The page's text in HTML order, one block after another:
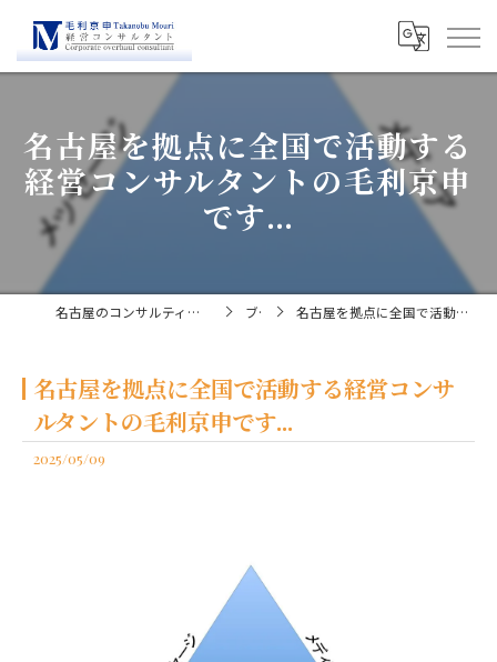
名古屋を拠点に全国で活動する
経営コンサルタントの毛利京申
です...
名古屋のコンサルティングなら経営コンサルタント毛利京申 ブログ 名古屋を拠点に全国で活動する経営コンサルタントの毛利京申です...
名古屋を拠点に全国で活動する経営コンサ
ルタントの毛利京申です...
2025/05/09